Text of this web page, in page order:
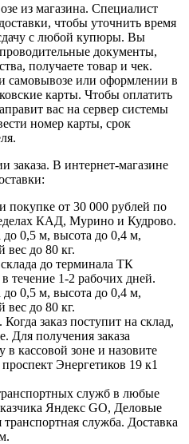
из магазина. Специалист
чтобы уточнить время
с любой купюры. Вы
документы,
получаете товар и чек.
самовывозе или оформлении в
карты. Чтобы оплатить
вас на сервер системы
номер карты, срок
заказа. В интернет-магазине
покупке от 30 000 рублей по
КАД, Мурино и Кудрово.
0,5 м, высота до 0,4 м,
до 80 кг.
до терминала ТК
1-2 рабочих дней.
0,5 м, высота до 0,4 м,
до 80 кг.
заказ поступит на склад,
Для получения заказа
в кассовой зоне и назовите
Энергетиков 19 к1
служб в любые
Яндекс GO, Деловые
служба. Доставка